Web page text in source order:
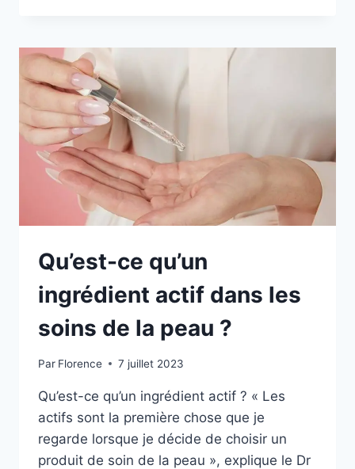
Qu’est-ce qu’un
ingrédient actif dans les
soins de la peau ?
Par Florence 7 juillet 2023
Qu’est-ce qu’un ingrédient actif ? « Les
actifs sont la première chose que je
regarde lorsque je décide de choisir un
produit de soin de la peau », explique le Dr